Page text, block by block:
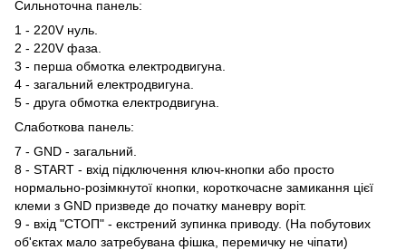
Сильноточна панель:
1 - 220V нуль.
2 - 220V фаза.
3 - перша обмотка електродвигуна.
4 - загальний електродвигуна.
5 - друга обмотка електродвигуна.
Слаботкова панель:
7 - GND - загальний.
8 - START - вхід підключення ключ-кнопки або просто
нормально-розімкнутої кнопки, короткочасне замикання цієї
клеми з GND призведе до початку маневру воріт.
9 - вхід "СТОП" - екстрений зупинка приводу. (На побутових
об'єктах мало затребувана фішка, перемичку не чіпати)